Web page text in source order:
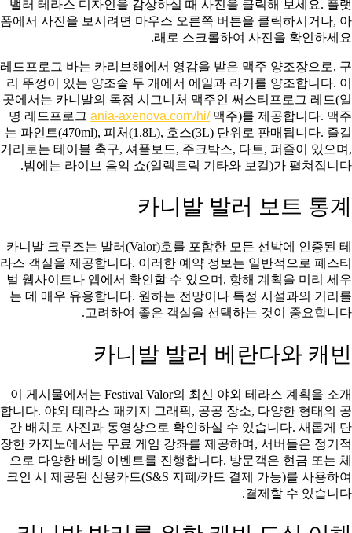
밸러 테라스 디자인을 감상하실 때 사진을 클릭해 보세요. 플랫
폼에서 사진을 보시려면 마우스 오른쪽 버튼을 클릭하시거나, 아
래로 스크롤하여 사진을 확인하세요.
레드프로그 바는 카리브해에서 영감을 받은 맥주 양조장으로, 구
리 뚜껑이 있는 양조솥 두 개에서 에일과 라거를 양조합니다. 이
곳에서는 카니발의 독점 시그니처 맥주인 써스티프로그 레드(일
명 레드프로그 ania-axenova.com/hi/맥주)를 제공합니다. 맥주
는 파인트(470ml), 피처(1.8L), 호스(3L) 단위로 판매됩니다. 즐길
거리로는 테이블 축구, 셔플보드, 주크박스, 다트, 퍼즐이 있으며,
밤에는 라이브 음악 쇼(일렉트릭 기타와 보컬)가 펼쳐집니다.
카니발 발러 보트 통계
카니발 크루즈는 발러(Valor)호를 포함한 모든 선박에 인증된 테
라스 객실을 제공합니다. 이러한 예약 정보는 일반적으로 페스티
벌 웹사이트나 앱에서 확인할 수 있으며, 항해 계획을 미리 세우
는 데 매우 유용합니다. 원하는 전망이나 특정 시설과의 거리를
고려하여 좋은 객실을 선택하는 것이 중요합니다.
카니발 발러 베란다와 캐빈
이 게시물에서는 Festival Valor의 최신 야외 테라스 계획을 소개
합니다. 야외 테라스 패키지 그래픽, 공공 장소, 다양한 형태의 공
간 배치도 사진과 동영상으로 확인하실 수 있습니다. 새롭게 단
장한 카지노에서는 무료 게임 강좌를 제공하며, 서버들은 정기적
으로 다양한 베팅 이벤트를 진행합니다. 방문객은 현금 또는 체
크인 시 제공된 신용카드(S&S 지폐/카드 결제 가능)를 사용하여
결제할 수 있습니다.